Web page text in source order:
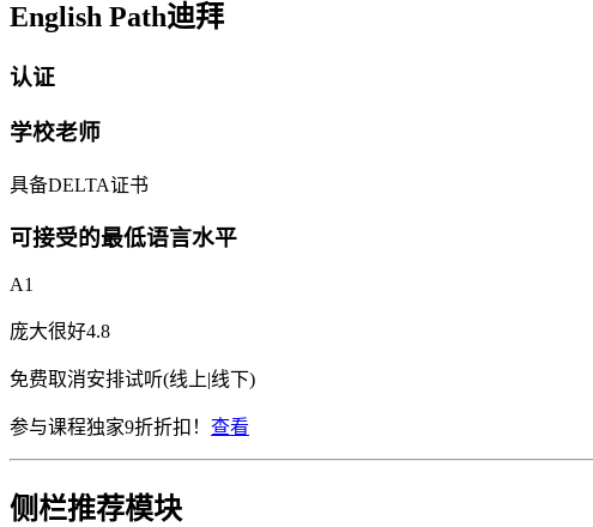
English Path迪拜
认证
学校老师
具备DELTA证书
可接受的最低语言水平
A1
庞大很好4.8
免费取消安排试听(线上|线下)
参与课程独家9折折扣！ 查看
侧栏推荐模块